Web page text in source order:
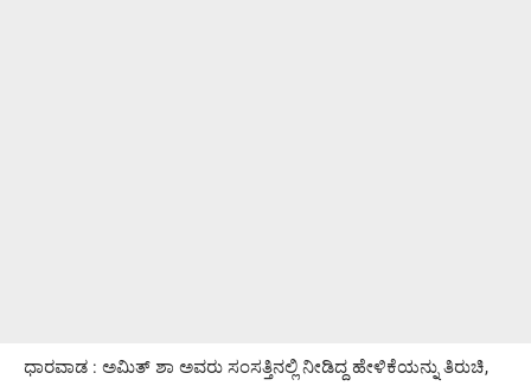
ಧಾರವಾಡ : ಅಮಿತ್ ಶಾ ಅವರು ಸಂಸತ್ತಿನಲ್ಲಿ ನೀಡಿದ್ದ ಹೇಳಿಕೆಯನ್ನು ತಿರುಚಿ,